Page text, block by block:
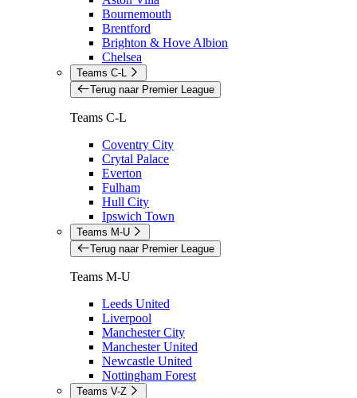
Bournemouth
Brentford
Brighton & Hove Albion
Chelsea
Teams C-L
Terug naar Premier League
Teams C-L
Coventry City
Crytal Palace
Everton
Fulham
Hull City
Ipswich Town
Teams M-U
Terug naar Premier League
Teams M-U
Leeds United
Liverpool
Manchester City
Manchester United
Newcastle United
Nottingham Forest
Teams V-Z